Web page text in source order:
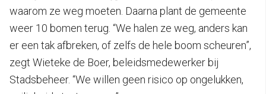
waarom ze weg moeten. Daarna plant de gemeente
weer 10 bomen terug. “We halen ze weg, anders kan
er een tak afbreken, of zelfs de hele boom scheuren”,
zegt Wieteke de Boer, beleidsmedewerker bij
Stadsbeheer. “We willen geen risico op ongelukken,